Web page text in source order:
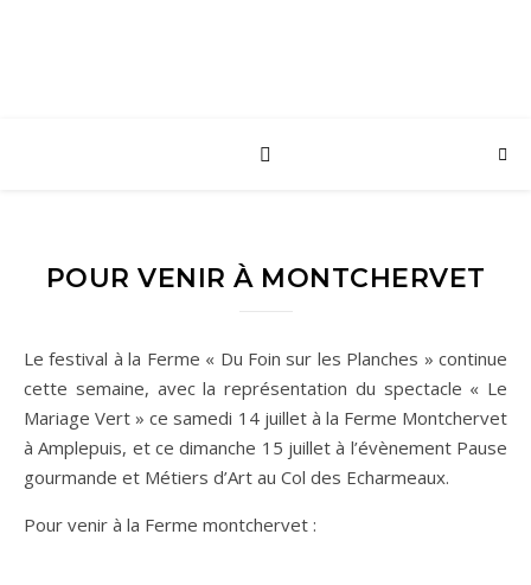
POUR VENIR À MONTCHERVET
Le festival à la Ferme « Du Foin sur les Planches » continue
cette semaine, avec la représentation du spectacle « Le
Mariage Vert » ce samedi 14 juillet à la Ferme Montchervet
à Amplepuis, et ce dimanche 15 juillet à l’évènement Pause
gourmande et Métiers d’Art au Col des Echarmeaux.
Pour venir à la Ferme montchervet :